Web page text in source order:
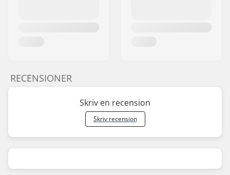
RECENSIONER
Skriv en recension
Skriv recension